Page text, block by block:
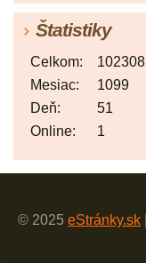
Štatistiky
Online: 1
Celkom:
102308
Mesiac:
1099
Deň:
51
© 2025 eStránky.sk